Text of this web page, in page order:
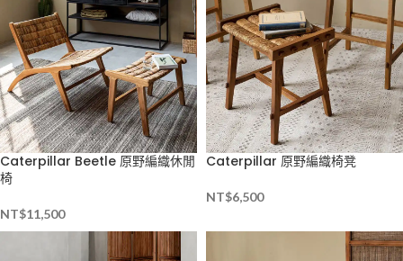
Caterpillar Beetle 原野編織休閒
椅
NT$11,500
Caterpillar 原野編織椅凳
NT$6,500